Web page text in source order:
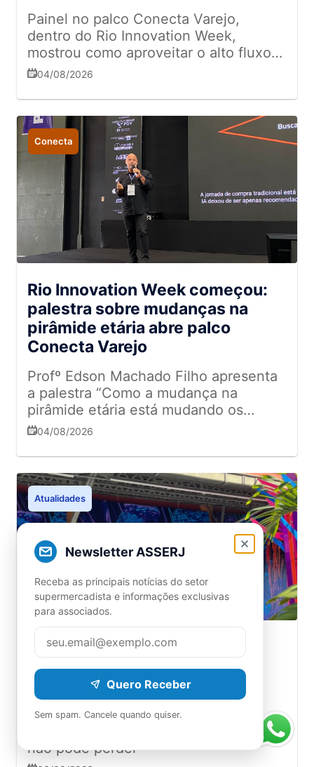
Painel no palco Conecta Varejo,
dentro do Rio Innovation Week,
mostrou como aproveitar o alto fluxo
de clientes para gerar lucro além das
04/08/2026
Conecta
Rio Innovation Week começou:
palestra sobre mudanças na
pirâmide etária abre palco
Conecta Varejo
Profº Edson Machado Filho apresenta
a palestra “Como a mudança na
pirâmide etária está mudando os
hábitos de consumo" na estreia do
04/08/2026
Atualidades
Rio Innovation Week: veja os
bastidores do palco Conecta
Varejo no Pier Mauá
Confira como está a montagem do
não pode perder
Newsletter ASSERJ
Receba as principais notícias do setor
supermercadista e informações exclusivas
para associados.
Quero Receber
Sem spam. Cancele quando quiser.